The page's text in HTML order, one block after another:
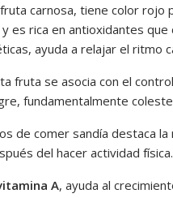
carnosa, tiene color rojo
es rica en antioxidantes
ayuda a relajar el ritmo
fruta se asocia con el
fundamentalmente
de comer sandía destaca
del hacer actividad física.
A, ayuda al